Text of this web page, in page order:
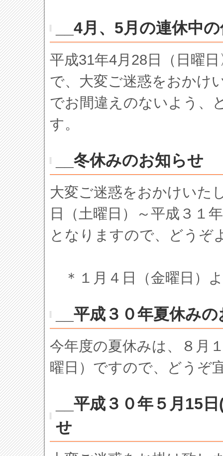
__4月、5月の連休中
平成31年4月28日（日曜
で、大変ご迷惑をおかけ
でお間違えのないよう、
す。
__冬休みのお知らせ
大変ご迷惑をおかけいた
日（土曜日）～平成３１
となりますので、どうぞ
＊１月４日（金曜日）
__平成３０年夏休み
今年度の夏休みは、８月
曜日）ですので、どうぞ
__平成３０年５月15
せ